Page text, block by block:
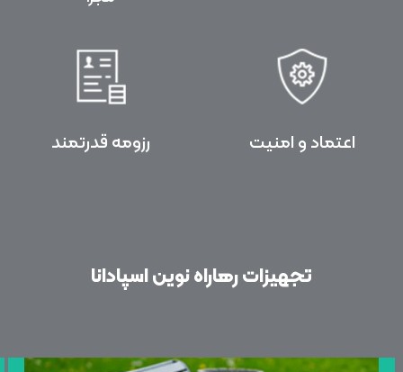
اعتماد و امنیت رزومه قدرتمند
تجهیزات رهاراه نوین اسپادانا